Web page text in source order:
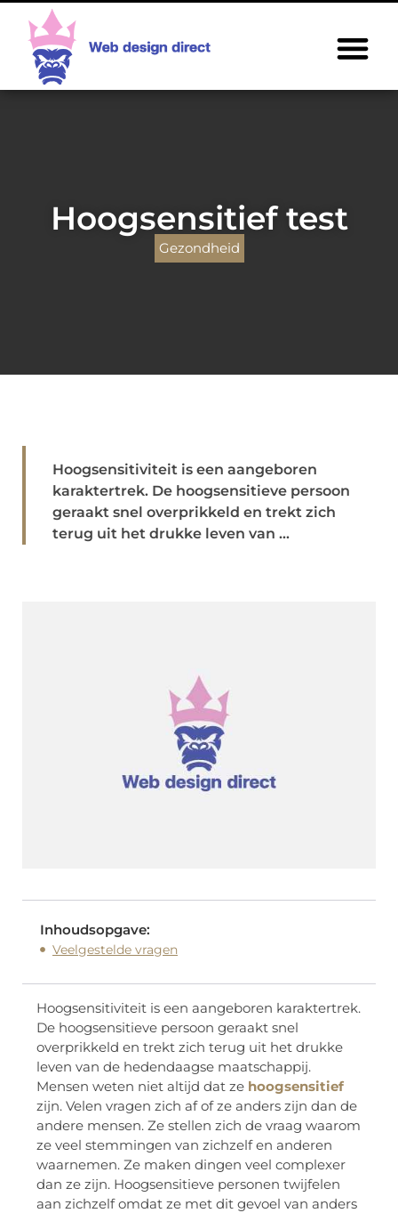
Hoogsensitief test
Gezondheid
Hoogsensitiviteit is een aangeboren
karaktertrek. De hoogsensitieve persoon
geraakt snel overprikkeld en trekt zich
terug uit het drukke leven van ...
Inhoudsopgave:
Veelgestelde vragen
Hoogsensitiviteit is een aangeboren karaktertrek.
De hoogsensitieve persoon geraakt snel
overprikkeld en trekt zich terug uit het drukke
leven van de hedendaagse maatschappij.
Mensen weten niet altijd dat ze hoogsensitief
zijn. Velen vragen zich af of ze anders zijn dan de
andere mensen. Ze stellen zich de vraag waarom
ze veel stemmingen van zichzelf en anderen
waarnemen. Ze maken dingen veel complexer
dan ze zijn. Hoogsensitieve personen twijfelen
aan zichzelf omdat ze met dit gevoel van anders